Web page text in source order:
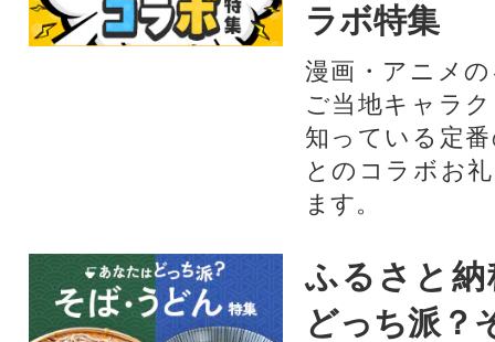
ラボ特集
漫画・アニメ
ご当地キャラ
知っている定
とのコラボお
ます。​
ふるさと
どっち派？